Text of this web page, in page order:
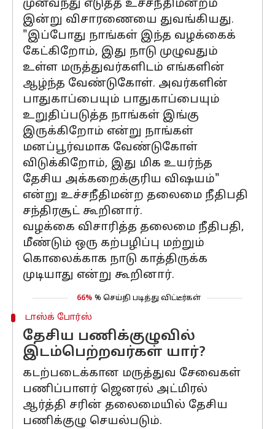
முன்வந்து எடுத்த உச்சநீதிமன்றம்
இன்று விசாரணையை துவங்கியது.
"இப்போது நாங்கள் இந்த வழக்கைக்
கேட்கிறோம், இது நாடு முழுவதும்
உள்ள மருத்துவர்களிடம் எங்களின்
ஆழ்ந்த வேண்டுகோள். அவர்களின்
பாதுகாப்பையும் பாதுகாப்பையும்
உறுதிப்படுத்த நாங்கள் இங்கு
இருக்கிறோம் என்று நாங்கள்
மனப்பூர்வமாக வேண்டுகோள்
விடுக்கிறோம், இது மிக உயர்ந்த
தேசிய அக்கறைக்குரிய விஷயம்"
என்று உச்சநீதிமன்ற தலைமை நீதிபதி
சந்திரசூட் கூறினார்.
வழக்கை விசாரித்த தலைமை நீதிபதி,
மீண்டும் ஒரு கற்பழிப்பு மற்றும்
கொலைக்காக நாடு காத்திருக்க
முடியாது என்று கூறினார்.
66% % செய்தி படித்து விட்டீர்கள்
டாஸ்க் போர்ஸ்
தேசிய பணிக்குழுவில்
இடம்பெற்றவர்கள் யார்?
கடற்படைக்கான மருத்துவ சேவைகள்
பணிப்பாளர் ஜெனரல் அட்மிரல்
ஆர்த்தி சரின் தலைமையில் தேசிய
பணிக்குழு செயல்படும்.